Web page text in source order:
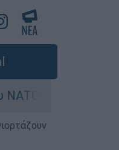
βασικά σενάρια